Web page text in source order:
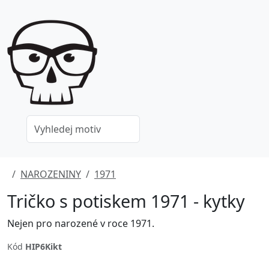
NAROZENINY 1971
Tričko s potiskem 1971 - kytky
Nejen pro narozené v roce 1971.
Kód HIP6Kikt